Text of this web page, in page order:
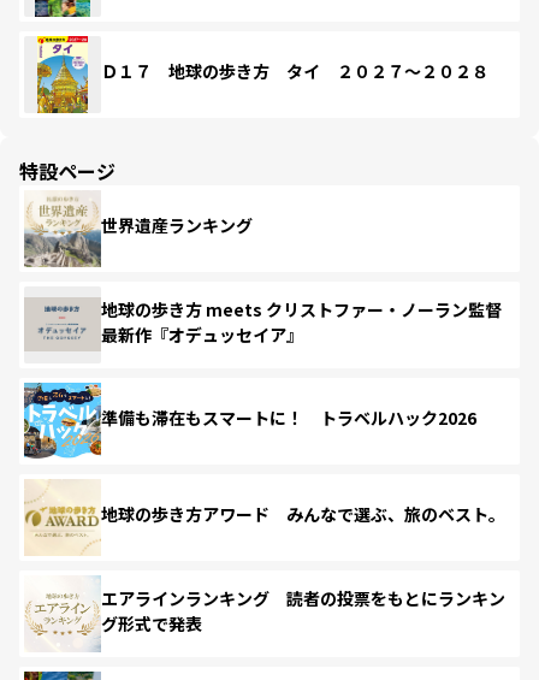
Ｄ１７ 地球の歩き方 タイ ２０２７～２０２８
特設ページ
世界遺産ランキング
地球の歩き方 meets クリストファー・ノーラン監督
最新作『オデュッセイア』
準備も滞在もスマートに！ トラベルハック2026
地球の歩き方アワード みんなで選ぶ、旅のベスト。
エアラインランキング 読者の投票をもとにランキン
グ形式で発表